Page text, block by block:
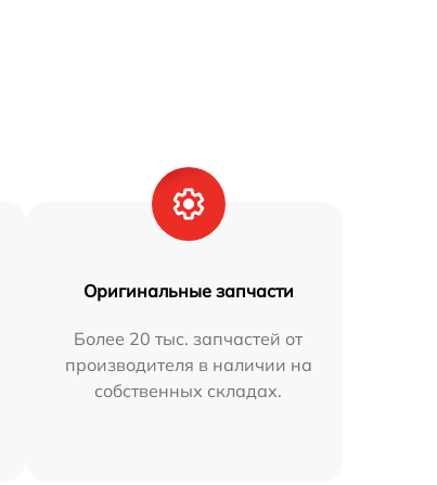
Оригинальные запчасти
Более 20 тыс. запчастей от
производителя в наличии на
собственных складах.